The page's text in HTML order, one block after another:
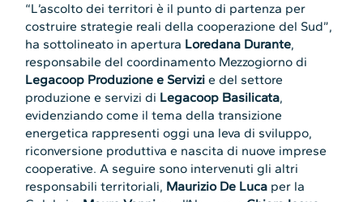
“L’ascolto dei territori è il punto di partenza per
costruire strategie reali della cooperazione del Sud”,
ha sottolineato in apertura Loredana Durante,
responsabile del coordinamento Mezzogiorno di
Legacoop Produzione e Servizi e del settore
produzione e servizi di Legacoop Basilicata,
evidenziando come il tema della transizione
energetica rappresenti oggi una leva di sviluppo,
riconversione produttiva e nascita di nuove imprese
cooperative. A seguire sono intervenuti gli altri
responsabili territoriali, Maurizio De Luca per la